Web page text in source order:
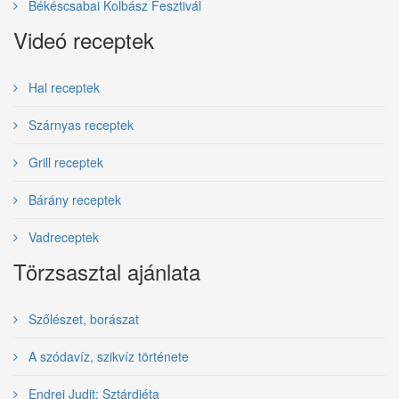
Békéscsabai Kolbász Fesztivál
Videó receptek
Hal receptek
Szárnyas receptek
Grill receptek
Bárány receptek
Vadreceptek
Törzsasztal ajánlata
Szőlészet, borászat
A szódavíz, szikvíz története
Endrei Judit: Sztárdiéta